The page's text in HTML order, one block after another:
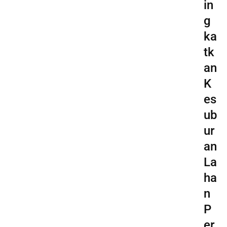
in
g
ka
tk
an
K
es
ub
ur
an
La
ha
n
P